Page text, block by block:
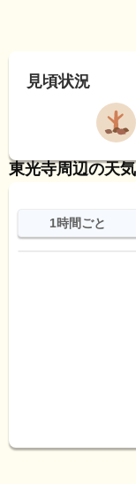
見頃状況
東光寺周辺の天
1時間ごと